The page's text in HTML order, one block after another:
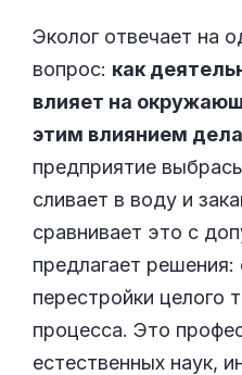
Эколог отвечает на
вопрос: как
влияет на
этим влиянием
предприятие
сливает в воду и
сравнивает это с
предлагает
перестройки целого
процесса. Это
естественных наук,